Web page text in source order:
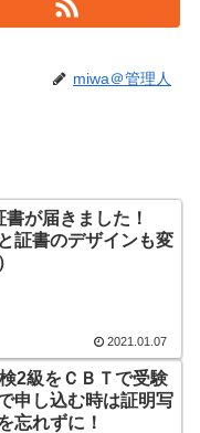
miwa＠管理人
が届きました！
証書のデザインも変
2021.01.07
2級をＣＢＴで受験
申し込む時は証明写
忘れずに！